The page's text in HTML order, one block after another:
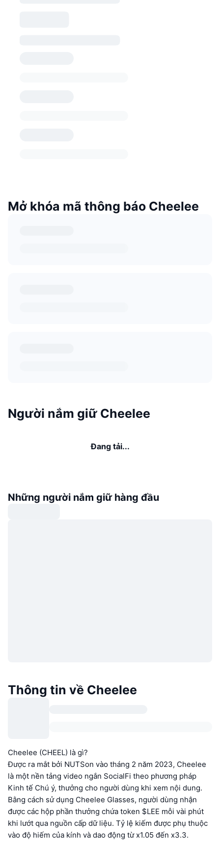
Mở khóa mã thông báo Cheelee
Người nắm giữ Cheelee
Đang tải...
Những người nắm giữ hàng đầu
Thông tin về Cheelee
Cheelee (CHEEL) là gì?
Được ra mắt bởi NUTSon vào tháng 2 năm 2023, Cheelee
là một nền tảng video ngắn SocialFi theo phương pháp
Kinh tế Chú ý, thưởng cho người dùng khi xem nội dung.
Bằng cách sử dụng Cheelee Glasses, người dùng nhận
được các hộp phần thưởng chứa token $LEE mỗi vài phút
khi lướt qua nguồn cấp dữ liệu. Tỷ lệ kiếm được phụ thuộc
vào độ hiếm của kính và dao động từ x1.05 đến x3.3.